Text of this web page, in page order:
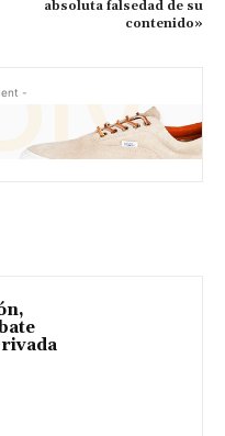
absoluta falsedad de su
contenido»
-